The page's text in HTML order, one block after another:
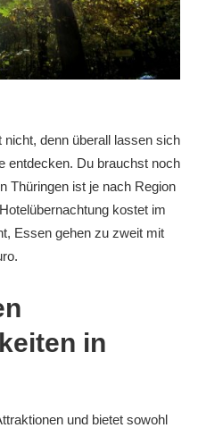
denn überall lassen sich
entdecken. Du brauchst noch
Thüringen ist je nach Region
kostet im
Essen gehen zu zweit mit
in
und bietet sowohl